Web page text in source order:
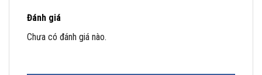
Đánh giá
Chưa có đánh giá nào.